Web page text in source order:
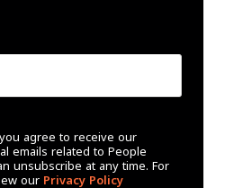
agree to receive our
emails related to People
unsubscribe at any time. For
our Privacy Policy